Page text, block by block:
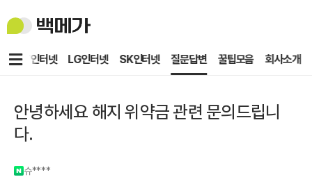
백
메
KT인터넷 LG인터넷 SK인터넷 질문답변 꿀팁모음 회사소개
메
안녕하세요 해지 위약금 관련 문의드립니
다.
슈****